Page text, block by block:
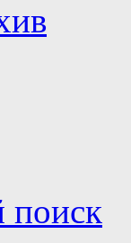
поиск